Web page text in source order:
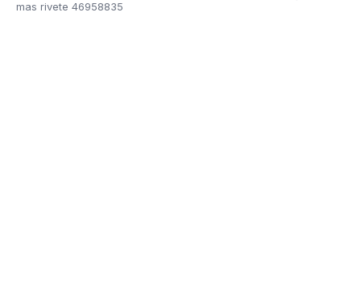
mas rivete 46958835